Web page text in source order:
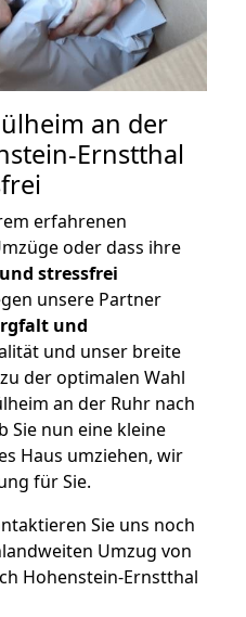
an der
Ernstthal
erfahrenen
oder dass ihre
stressfrei
unsere Partner
und
und unser breite
der optimalen Wahl
an der Ruhr nach
Sie nun eine kleine
Haus umziehen, wir
für Sie.
Sie uns noch
Umzug von
Hohenstein-Ernstthal